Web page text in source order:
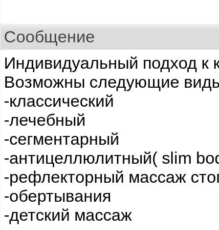
Сообщение
Индивидуальный подход к
Возможны следующие
-классический
-лечебный
-сегментарный
-антицеллюлитный( slim
-рефлекторный массаж
-обертывания
-детский массаж